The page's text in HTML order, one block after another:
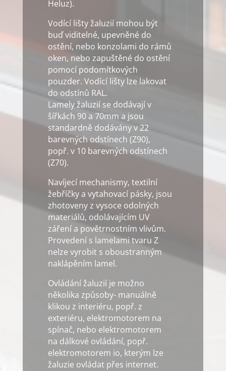
Heluz).
Vodící lišty žaluzií mohou být
buď viditelné, upevněné do
ostění, nebo konzolami do rámů
oken, nebo zapuštěné do ostění
pomocí podomítkových
pouzder. Vodící lišty lze lakovat
do odstínů RAL.
Lamely žaluzií se dodávají v
šířkách 90 a 70mm a jsou
standardně dodávány v 22
barevných odstínech (Z90),
popř. v 10 barevných odstínech
(Z70).
Navíjecí mechanismy, textilní
žebříčky a vytahovací pásky, jsou
zhotoveny z vysoce odolných
materiálů, odolávajícím UV
záření a povětrnostním vlivům.
Provedení s lamelami tvaru Z
nelze vyrobit s oboustranným
naklápěním lamel.
Ovládání žaluzií je možno
několika způsoby- manuálně
klikou z interiéru, popř. z
exteriéru, elektromotorem na
spínač, nebo elektromotorem
na dálkové ovládání, popř.
elektromotorem io, kterým lze
žaluzie ovládat přes internet.